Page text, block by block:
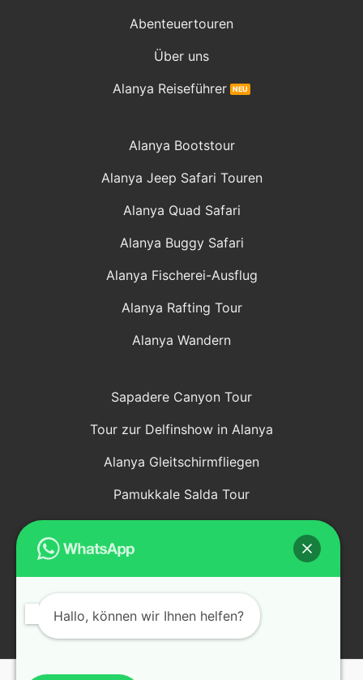
Abenteuertouren
Über uns
Alanya Reiseführer
Alanya Bootstour
Alanya Jeep Safari Touren
Alanya Quad Safari
Alanya Buggy Safari
Alanya Fischerei-Ausflug
Alanya Rafting Tour
Alanya Wandern
Sapadere Canyon Tour
Tour zur Delfinshow in Alanya
Alanya Gleitschirmfliegen
Pamukkale Salda Tour
Kekova Demre Myra Tour
Manavgat Bootstour
Hallo, können wir Ihnen helfen?